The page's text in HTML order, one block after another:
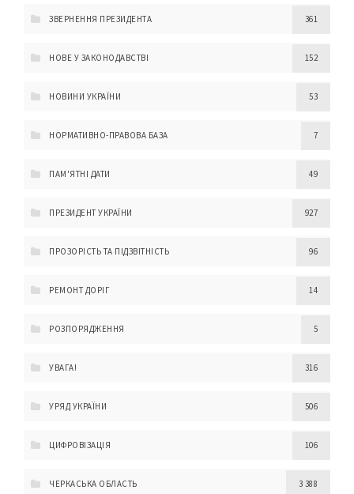
ЗВЕРНЕННЯ ПРЕЗИДЕНТА 361
НОВЕ У ЗАКОНОДАВСТВІ 152
НОВИНИ УКРАЇНИ 53
НОРМАТИВНО-ПРАВОВА БАЗА 7
ПАМ'ЯТНІ ДАТИ 49
ПРЕЗИДЕНТ УКРАЇНИ 927
ПРОЗОРІСТЬ ТА ПІДЗВІТНІСТЬ 96
РЕМОНТ ДОРІГ 14
РОЗПОРЯДЖЕННЯ 5
УВАГА! 316
УРЯД УКРАЇНИ 506
ЦИФРОВІЗАЦІЯ 106
ЧЕРКАСЬКА ОБЛАСТЬ 3 388